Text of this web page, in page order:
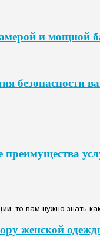
и мощной
безопасности
преимущества
то вам нужно знать
женской